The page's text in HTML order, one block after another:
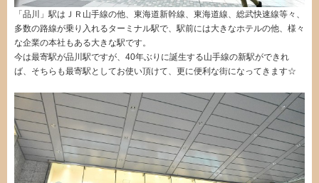
「品川」駅はＪＲ山手線の他、東海道新幹線、東海道線、総武快速線等々、
多数の路線が乗り入れるターミナル駅で、駅前には大きなホテルの他、様々
な企業の本社もある大きな駅です。
今は最寄駅が品川駅ですが、40年ぶりに誕生する山手線の新駅ができれ
ば、そちらも最寄駅としてお使い頂けて、更に便利な街になってきます☆